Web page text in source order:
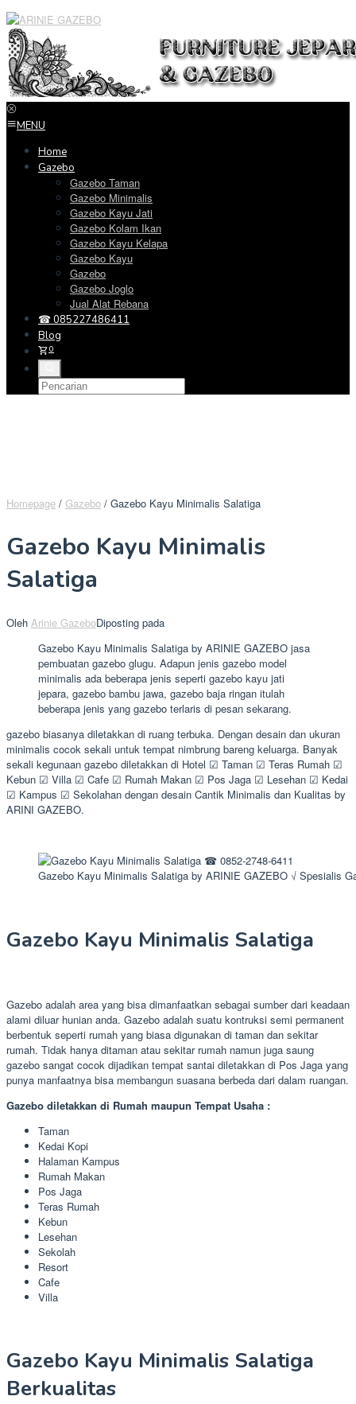
Loncat
ke
konten
MENU
Home
Gazebo
Gazebo Taman
Gazebo Minimalis
Gazebo Kayu Jati
Gazebo Kolam Ikan
Gazebo Kayu Kelapa
Gazebo Kayu
Gazebo
Gazebo Joglo
Jual Alat Rebana
☎ 085227486411
Blog
0
Homepage / Gazebo / Gazebo Kayu Minimalis Salatiga
Gazebo Kayu Minimalis
Salatiga
Oleh Arinie GazeboDiposting pada
Gazebo Kayu Minimalis Salatiga by ARINIE GAZEBO jasa
pembuatan gazebo glugu. Adapun jenis gazebo model
minimalis ada beberapa jenis seperti gazebo kayu jati
jepara, gazebo bambu jawa, gazebo baja ringan itulah
beberapa jenis yang gazebo terlaris di pesan sekarang.
gazebo biasanya diletakkan di ruang terbuka. Dengan desain dan ukuran
minimalis cocok sekali untuk tempat nimbrung bareng keluarga. Banyak
sekali kegunaan gazebo diletakkan di Hotel ☑ Taman ☑ Teras Rumah ☑
Kebun ☑ Villa ☑ Cafe ☑ Rumah Makan ☑ Pos Jaga ☑ Lesehan ☑ Kedai
☑ Kampus ☑ Sekolahan dengan desain Cantik Minimalis dan Kualitas by
ARINI GAZEBO.
Gazebo Kayu Minimalis Salatiga by ARINIE GAZEBO √ Spesialis
Gazebo Kayu Minimalis Salatiga
Gazebo adalah area yang bisa dimanfaatkan sebagai sumber dari keadaan
alami diluar hunian anda. Gazebo adalah suatu kontruksi semi permanent
berbentuk seperti rumah yang biasa digunakan di taman dan sekitar
rumah. Tidak hanya ditaman atau sekitar rumah namun juga saung
gazebo sangat cocok dijadikan tempat santai diletakkan di Pos Jaga yang
punya manfaatnya bisa membangun suasana berbeda dari dalam ruangan.
Gazebo diletakkan di Rumah maupun Tempat Usaha :
Taman
Kedai Kopi
Halaman Kampus
Rumah Makan
Pos Jaga
Teras Rumah
Kebun
Lesehan
Sekolah
Resort
Cafe
Villa
Gazebo Kayu Minimalis Salatiga
Berkualitas